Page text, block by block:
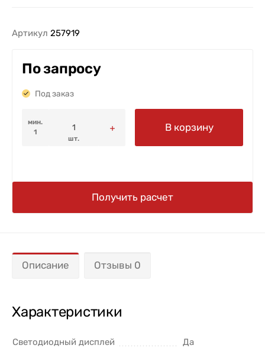
Артикул 257919
По запросу
Под заказ
мин.
1
шт.
В корзину
Получить расчет
Описание Отзывы 0
Характеристики
Светодиодный дисплей Да